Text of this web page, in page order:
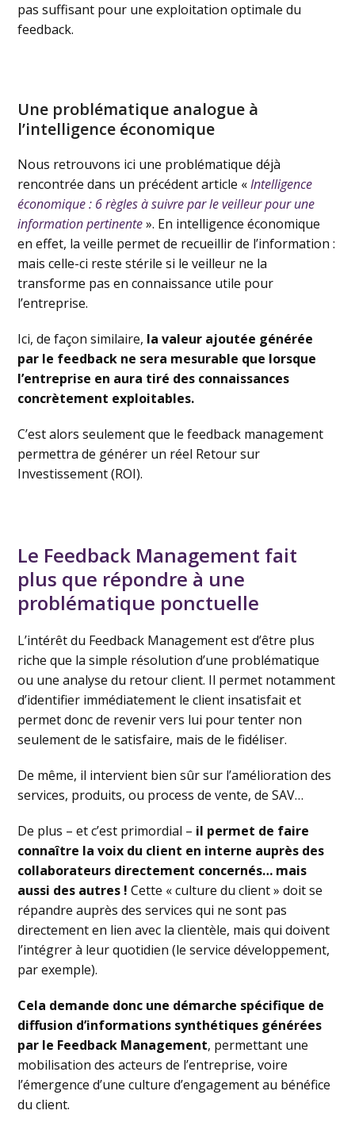
pas suffisant pour une exploitation optimale du
feedback.
Une problématique analogue à
l’intelligence économique
Nous retrouvons ici une problématique déjà
rencontrée dans un précédent article «Intelligence
économique : 6 règles à suivre par le veilleur pour une
information pertinente». En intelligence économique
en effet, la veille permet de recueillir de l’information :
mais celle-ci reste stérile si le veilleur ne la
transforme pas en connaissance utile pour
l’entreprise.
Ici, de façon similaire, la valeur ajoutée générée
par le feedback ne sera mesurable que lorsque
l’entreprise en aura tiré des connaissances
concrètement exploitables.
C’est alors seulement que le feedback management
permettra de générer un réel Retour sur
Investissement (ROI).
Le Feedback Management fait
plus que répondre à une
problématique ponctuelle
L’intérêt du Feedback Management est d’être plus
riche que la simple résolution d’une problématique
ou une analyse du retour client. Il permet notamment
d’identifier immédiatement le client insatisfait et
permet donc de revenir vers lui pour tenter non
seulement de le satisfaire, mais de le fidéliser.
De même, il intervient bien sûr sur l’amélioration des
services, produits, ou process de vente, de SAV…
De plus – et c’est primordial – il permet de faire
connaître la voix du client en interne auprès des
collaborateurs directement concernés… mais
aussi des autres ! Cette « culture du client » doit se
répandre auprès des services qui ne sont pas
directement en lien avec la clientèle, mais qui doivent
l’intégrer à leur quotidien (le service développement,
par exemple).
Cela demande donc une démarche spécifique de
diffusion d’informations synthétiques générées
par le Feedback Management, permettant une
mobilisation des acteurs de l’entreprise, voire
l’émergence d’une culture d’engagement au bénéfice
du client.